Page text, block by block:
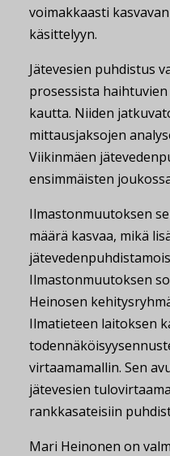
voimakkaasti
käsittelyyn.
Jätevesien puhdistus
prosessista
kautta. Niiden
mittausjaksojen
Viikinmäen
ensimmäisten
Ilmastonmuutoksen
määrä kasvaa, mikä
Ilmastonmuutoksen
Heinosen
Ilmatieteen laitoksen
virtaamamallin. Sen
jätevesien
rankkasateisiin
Mari Heinonen on